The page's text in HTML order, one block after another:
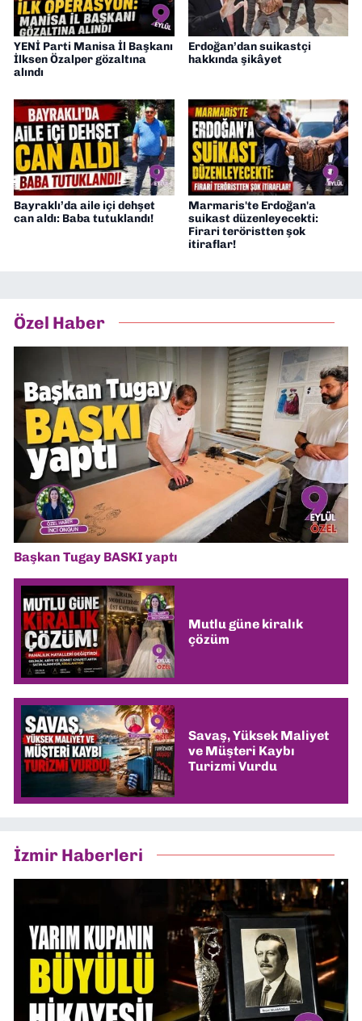
YENİ Parti Manisa İl Başkanı
İlksen Özalper gözaltına
alındı
Erdoğan’dan suikastçi
hakkında şikâyet
Bayraklı’da aile içi dehşet
can aldı: Baba tutuklandı!
Marmaris'te Erdoğan'a
suikast düzenleyecekti:
Firari teröristten şok
itiraflar!
Özel Haber
Başkan Tugay BASKI yaptı
Mutlu güne kiralık
çözüm
Savaş, Yüksek Maliyet
ve Müşteri Kaybı
Turizmi Vurdu
İzmir Haberleri